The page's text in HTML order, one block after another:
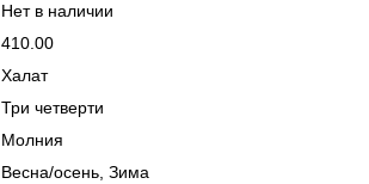
Нет в наличии
410.00
Халат
Три четверти
Молния
Весна/осень, Зима